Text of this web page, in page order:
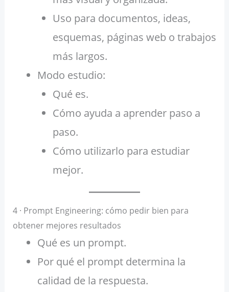
Uso para documentos, ideas,
esquemas, páginas web o trabajos
más largos.
Modo estudio:
Qué es.
Cómo ayuda a aprender paso a
paso.
Cómo utilizarlo para estudiar
mejor.
4 · Prompt Engineering: cómo pedir bien para
obtener mejores resultados
Qué es un prompt.
Por qué el prompt determina la
calidad de la respuesta.